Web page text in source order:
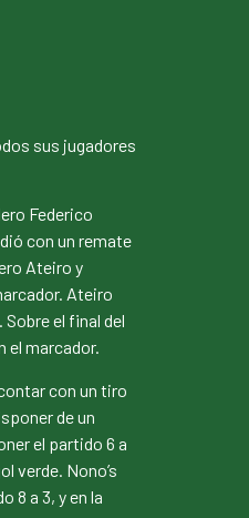
sus jugadores
Federico
con un remate
Ateiro y
Ateiro
el final del
el marcador.
con un tiro
de un
el partido 6 a
verde. Nono’s
8 a 3, y en la